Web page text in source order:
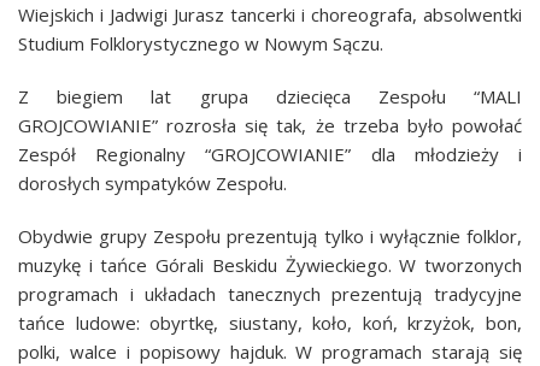
Wiejskich i Jadwigi Jurasz tancerki i choreografa, absolwentki
Studium Folklorystycznego w Nowym Sączu.
Z biegiem lat grupa dziecięca Zespołu “MALI
GROJCOWIANIE” rozrosła się tak, że trzeba było powołać
Zespół Regionalny “GROJCOWIANIE” dla młodzieży i
dorosłych sympatyków Zespołu.
Obydwie grupy Zespołu prezentują tylko i wyłącznie folklor,
muzykę i tańce Górali Beskidu Żywieckiego. W tworzonych
programach i układach tanecznych prezentują tradycyjne
tańce ludowe: obyrtkę, siustany, koło, koń, krzyżok, bon,
polki, walce i popisowy hajduk. W programach starają się